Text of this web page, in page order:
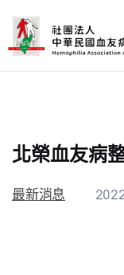
北榮血友病
最新消息